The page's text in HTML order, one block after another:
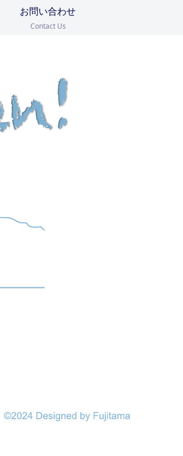
お問い合わせ
Contact Us